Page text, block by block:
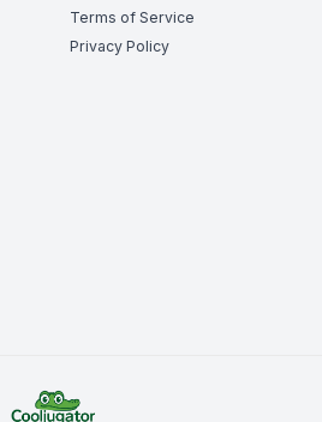
Terms of Service
Privacy Policy